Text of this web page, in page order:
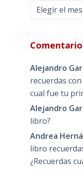
Archivos
Alejandro
recuerdas
cual fue tu
Alejandro
libro?
Andrea
libro
¿Recuerdas